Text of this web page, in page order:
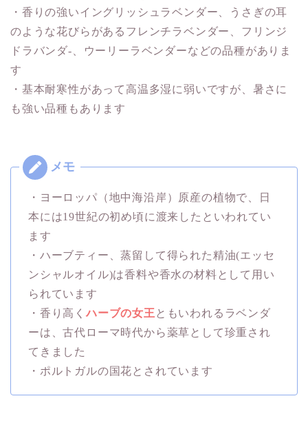
・香りの強いイングリッシュラベンダー、うさぎの耳
のような花びらがあるフレンチラベンダー、フリンジ
ドラバンダ-、ウーリーラベンダーなどの品種がありま
す
・基本耐寒性があって高温多湿に弱いですが、暑さに
も強い品種もあります
・ヨーロッパ（地中海沿岸）原産の植物で、日
本には19世紀の初め頃に渡来したといわれてい
ます
・ハーブティー、蒸留して得られた精油(エッセ
ンシャルオイル)は香料や香水の材料として用い
られています
・香り高くハーブの女王 ともいわれるラベンダ
ーは、古代ローマ時代から薬草として珍重され
てきました
・ポルトガルの国花とされています